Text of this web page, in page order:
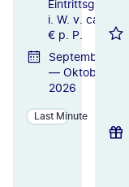
Eintrittsgelder
i. W. v. ca. 47
€ p. P.
September
— Oktober
2026
Last Minute